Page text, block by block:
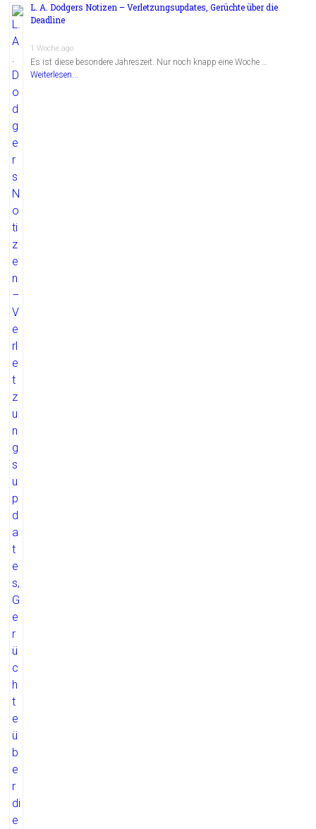
L. A. Dodgers Notizen – Verletzungsupdates, Gerüchte über die
Deadline
1 Woche ago
Es ist diese besondere Jahreszeit. Nur noch knapp eine Woche …
Weiterlesen...